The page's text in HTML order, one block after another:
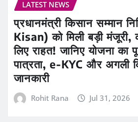
LATEST NEWS
प्रधानमंत्री किसान सम्मान
Kisan) को मिली बड़ी मंजूरी,
लिए राहत! जानिए योजना का
पात्रता, e-KYC और अगली
जानकारी
Rohit Rana Jul 31, 2026